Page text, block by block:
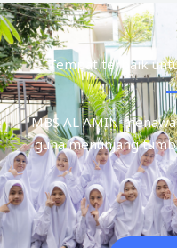
Tempat terbaik
MBS AL AMIN
guna menunjang